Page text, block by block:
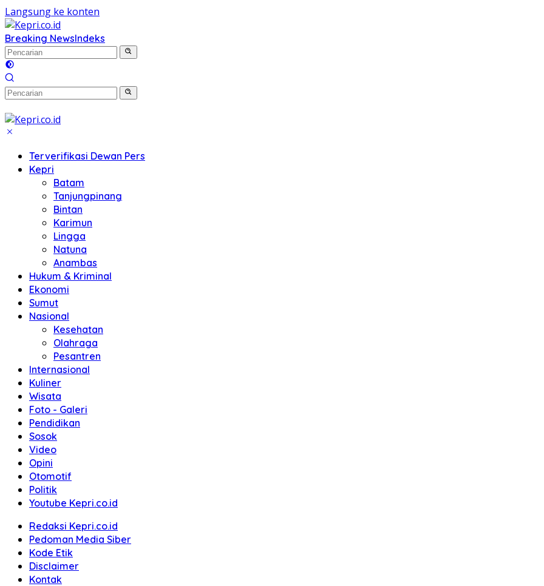
Langsung ke konten
Breaking NewsIndeks
Terverifikasi Dewan Pers
Kepri
Batam
Tanjungpinang
Bintan
Karimun
Lingga
Natuna
Anambas
Hukum & Kriminal
Ekonomi
Sumut
Nasional
Kesehatan
Olahraga
Pesantren
Internasional
Kuliner
Wisata
Foto - Galeri
Pendidikan
Sosok
Video
Opini
Otomotif
Politik
Youtube Kepri.co.id
Redaksi Kepri.co.id
Pedoman Media Siber
Kode Etik
Disclaimer
Kontak